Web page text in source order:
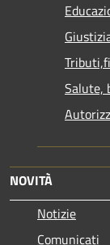
Salute,
NOVITÀ
Notizie
Comunicati